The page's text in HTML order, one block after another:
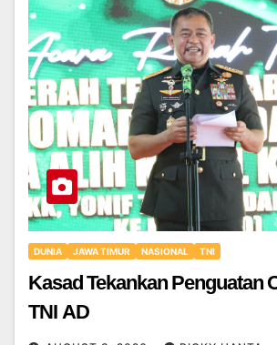
DUNIA JAWA TIMUR NASIONAL TNI
Kasad Tekankan Penguatan
TNI AD